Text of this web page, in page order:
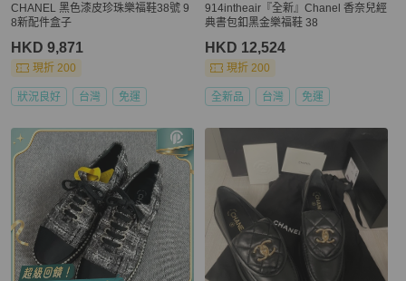
CHANEL 黑色漆皮珍珠樂福鞋38號 9
8新配件盒子
HKD 9,871
現折 200
狀況良好 台灣 免運
914intheair『全新』Chanel 香奈兒經
典書包釦黑金樂福鞋 38
HKD 12,524
現折 200
全新品 台灣 免運